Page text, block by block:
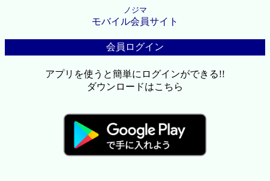
ノジマ
モバイル会員サイト
会員ログイン
アプリを使うと簡単にログインができる!!
ダウンロードはこちら